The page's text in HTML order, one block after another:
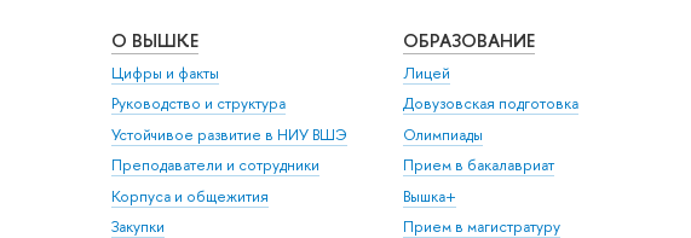
О ВЫШКЕ
Цифры и факты
Руководство и структура
Устойчивое развитие в НИУ ВШЭ
Преподаватели и сотрудники
Корпуса и общежития
Закупки
ОБРАЗОВАНИЕ
Лицей
Довузовская подготовка
Олимпиады
Прием в бакалавриат
Вышка+
Прием в магистратуру